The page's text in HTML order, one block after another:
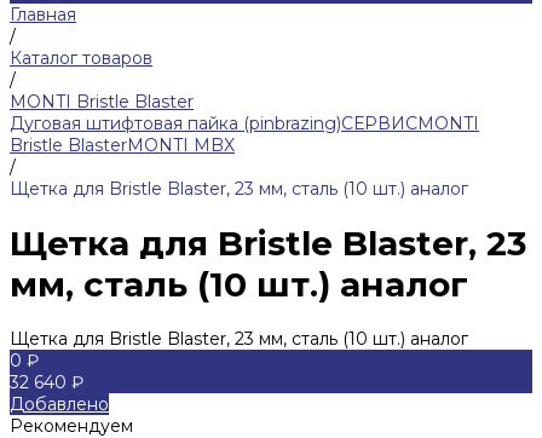
Главная
/
Каталог товаров
/
MONTI Bristle Blaster
Дуговая штифтовая пайка (pinbrazing)СЕРВИСMONTI
Bristle BlasterMONTI MBX
/
Щетка для Bristle Blaster, 23 мм, сталь (10 шт.) аналог
Щетка для Bristle Blaster, 23
мм, сталь (10 шт.) аналог
Щетка для Bristle Blaster, 23 мм, сталь (10 шт.) аналог
0 ₽
32 640 ₽
Добавлено
Рекомендуем